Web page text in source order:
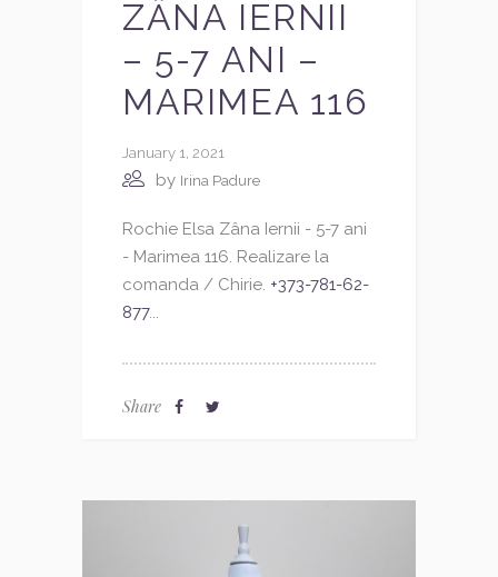
ZÂNA IERNII
– 5-7 ANI –
MARIMEA 116
January 1, 2021
by Irina Padure
Rochie Elsa Zâna Iernii - 5-7 ani
- Marimea 116. Realizare la
comanda / Chirie. +373-781-62-
877...
Share